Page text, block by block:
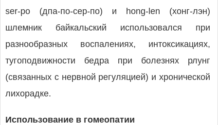
ser-po (дпа-по-сер-по) и hong-len (хонг-лэн)
шлемник байкальский использовался при
разнообразных воспалениях, интоксикациях,
тугоподвижности бедра при болезнях рлунг
(связанных с нервной регуляцией) и хронической
лихорадке.
Использование в гомеопатии